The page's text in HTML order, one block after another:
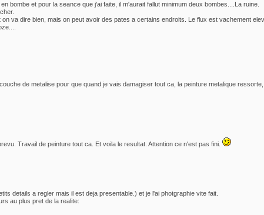
bombe et pour la seance que j'ai faite, il m'aurait fallut minimum deux bombes....La ruine.
va dire bien, mais on peut avoir des pates a certains endroits. Le flux est vachement
de metalise pour que quand je vais damagiser tout ca, la peinture metalique
Travail de peinture tout ca. Et voila le resultat. Attention ce n'est pas fini.
details a regler mais il est deja presentable.) et je l'ai photgraphie vite fait.
au plus pret de la realite: